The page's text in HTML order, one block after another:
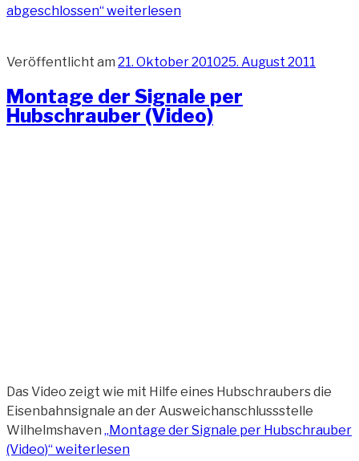
abgeschlossen“weiterlesen
Veröffentlicht am 21. Oktober 201025. August 2011
Montage der Signale per
Hubschrauber (Video)
Das Video zeigt wie mit Hilfe eines Hubschraubers die
Eisenbahnsignale an der Ausweichanschlussstelle
Wilhelmshaven „Montage der Signale per Hubschrauber
(Video)“weiterlesen